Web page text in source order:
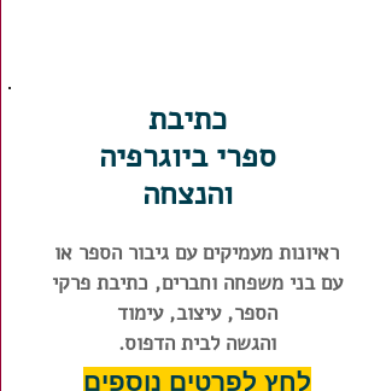
כתיבת
ספרי ביוגרפיה
והנצחה
ראיונות מעמיקים עם גיבור הספר או
עם בני משפחה וחברים, כתיבת פרקי
הספר, עיצוב, עימוד
והגשה לבית הדפוס.
לחץ לפרטים נוספים